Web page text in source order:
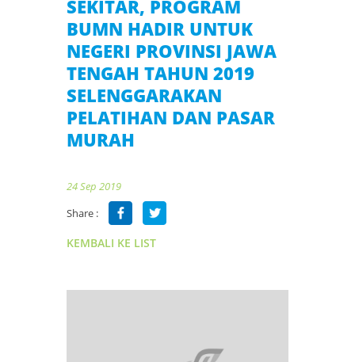
SEKITAR, PROGRAM
BUMN HADIR UNTUK
NEGERI PROVINSI JAWA
TENGAH TAHUN 2019
SELENGGARAKAN
PELATIHAN DAN PASAR
MURAH
24 Sep 2019
Share :
KEMBALI KE LIST